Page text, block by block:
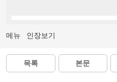
메뉴 인장보기
목록 본문